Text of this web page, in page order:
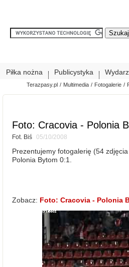
Piłka nożna Publicystyka
Terazpasy.pl / Multimedia / Fotogalerie /
Foto: Cracovia - Polonia
Fot. Biś 05/10/2008
Prezentujemy fotogalerię (54
Polonia Bytom 0:1.
Zobacz: Foto: Cracovia - Polonia